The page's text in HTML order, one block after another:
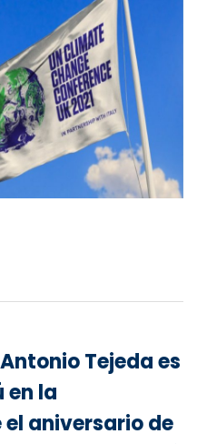
Tejeda es
en la
aniversario de